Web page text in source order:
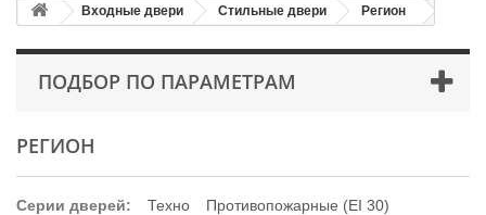
Входные двери Стильные двери Регион
ПОДБОР ПО ПАРАМЕТРАМ
РЕГИОН
Серии дверей: Техно
Противопожарные (EI 30)